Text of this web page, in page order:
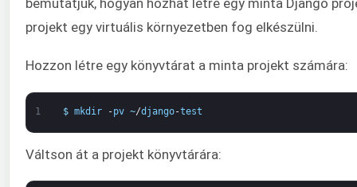
projekt egy virtuális környezetben fog elkészülni.
Hozzon létre egy könyvtárat a minta projekt számára:
1 $ mkdir -pv ~/django-test
Váltson át a projekt könyvtárára: